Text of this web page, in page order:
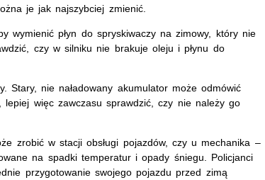
je jak najszybciej zmienić.
wymienić płyn do spryskiwaczy na zimowy, który nie
czy w silniku nie brakuje oleju i płynu do
Stary, nie naładowany akumulator może odmówić
lepiej więc zawczasu sprawdzić, czy nie należy go
zrobić w stacji obsługi pojazdów, czy u mechanika –
na spadki temperatur i opady śniegu. Policjanci
przygotowanie swojego pojazdu przed zimą